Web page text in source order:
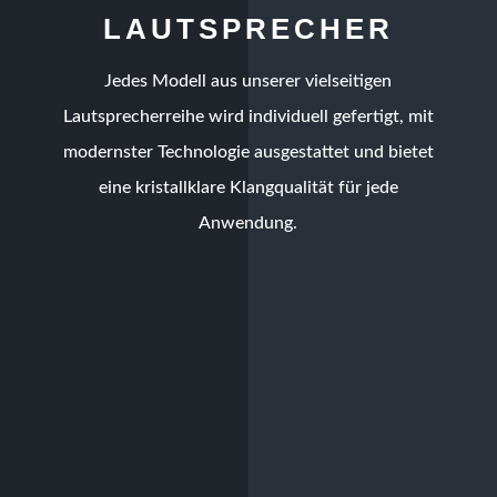
LAUTSPRECHER
Jedes Modell aus unserer vielseitigen
Lautsprecherreihe wird individuell gefertigt, mit
modernster Technologie ausgestattet und bietet
eine kristallklare Klangqualität für jede
Anwendung.